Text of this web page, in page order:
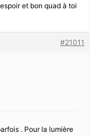
et bon quad à toi
#21011
. Pour la lumière